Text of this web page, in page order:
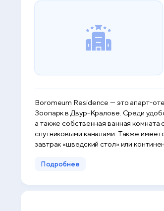
Boromeum Residence — это апарт-
Зоопарк в Двур-Кралове. Среди удобств есть гостиная зона и бесплатный Wi-
а также собственная ванная
спутниковыми каналами. Также имеется
завтрак «шведский стол» или континентальный
Подробнее